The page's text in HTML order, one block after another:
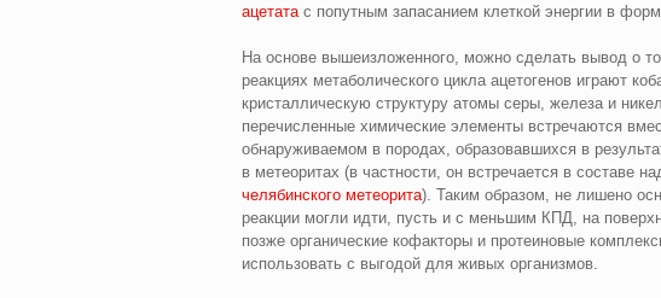
ацетатас попутным запасанием клеткой энергии в
На основе вышеизложенного, можно сделать вывод о
реакциях метаболического цикла ацетогенов играют
кристаллическую структуру атомы серы, железа и
перечисленные химические элементы встречаются
обнаруживаемом в породах, образовавшихся в
в метеоритах (в частности, он встречается в составе
челябинского метеорита). Таким образом, не лишено
реакции могли идти, пусть и с меньшим КПД, на
позже органические кофакторы и протеиновые
использовать с выгодой для живых организмов.